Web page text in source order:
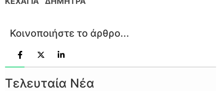
Κοινοποιήστε το άρθρο...
Τελευταία Νέα